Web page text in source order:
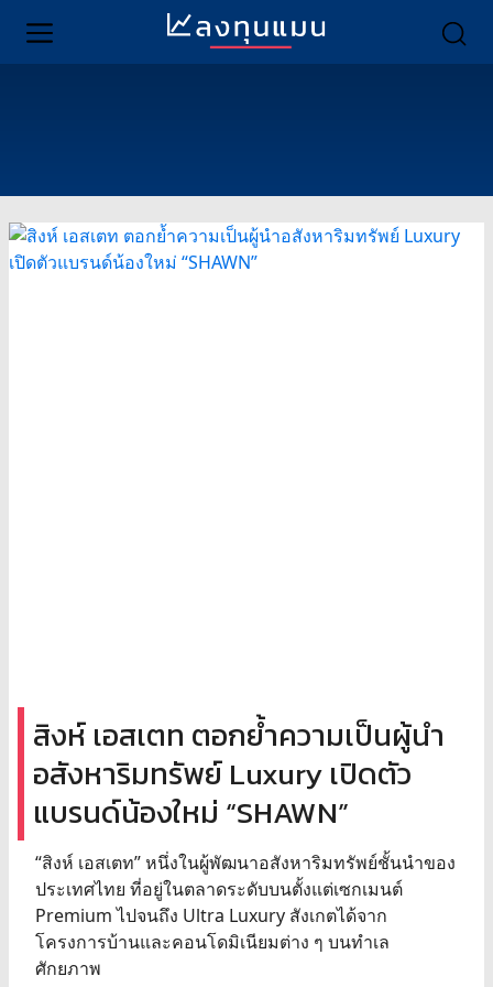
สิงห์ เอสเตท ตอกย้ำความเป็นผู้นำ
อสังหาริมทรัพย์ Luxury เปิดตัว
แบรนด์น้องใหม่ “SHAWN”
“สิงห์ เอสเตท” หนึ่งในผู้พัฒนาอสังหาริมทรัพย์ชั้นนำของ
ประเทศไทย ที่อยู่ในตลาดระดับบนตั้งแต่เซกเมนต์
Premium ไปจนถึง Ultra Luxury สังเกตได้จาก
โครงการบ้านและคอนโดมิเนียมต่าง ๆ บนทำเล
ศักยภาพ